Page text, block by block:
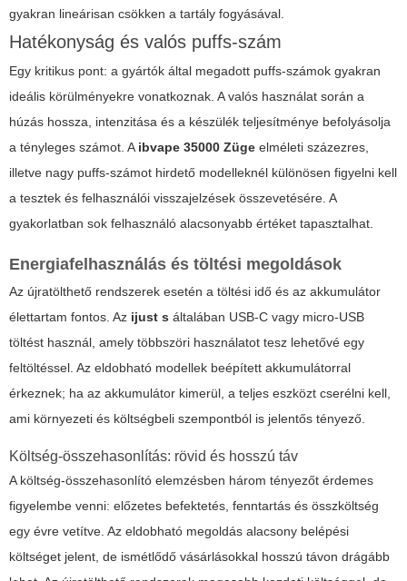
gyakran lineárisan csökken a tartály fogyásával.
Hatékonyság és valós puffs-szám
Egy kritikus pont: a gyártók által megadott puffs-számok gyakran
ideális körülményekre vonatkoznak. A valós használat során a
húzás hossza, intenzitása és a készülék teljesítménye befolyásolja
a tényleges számot. Aibvape 35000 Züge elméleti százezres,
illetve nagy puffs-számot hirdető modelleknél különösen figyelni kell
a tesztek és felhasználói visszajelzések összevetésére. A
gyakorlatban sok felhasználó alacsonyabb értéket tapasztalhat.
Energiafelhasználás és töltési megoldások
Az újratölthető rendszerek esetén a töltési idő és az akkumulátor
élettartam fontos. Az ijust s általában USB-C vagy micro-USB
töltést használ, amely többszöri használatot tesz lehetővé egy
feltöltéssel. Az eldobható modellek beépített akkumulátorral
érkeznek; ha az akkumulátor kimerül, a teljes eszközt cserélni kell,
ami környezeti és költségbeli szempontból is jelentős tényező.
Költség-összehasonlítás: rövid és hosszú táv
A költség-összehasonlító elemzésben három tényezőt érdemes
figyelembe venni: előzetes befektetés, fenntartás és összköltség
egy évre vetítve. Az eldobható megoldás alacsony belépési
költséget jelent, de ismétlődő vásárlásokkal hosszú távon drágább